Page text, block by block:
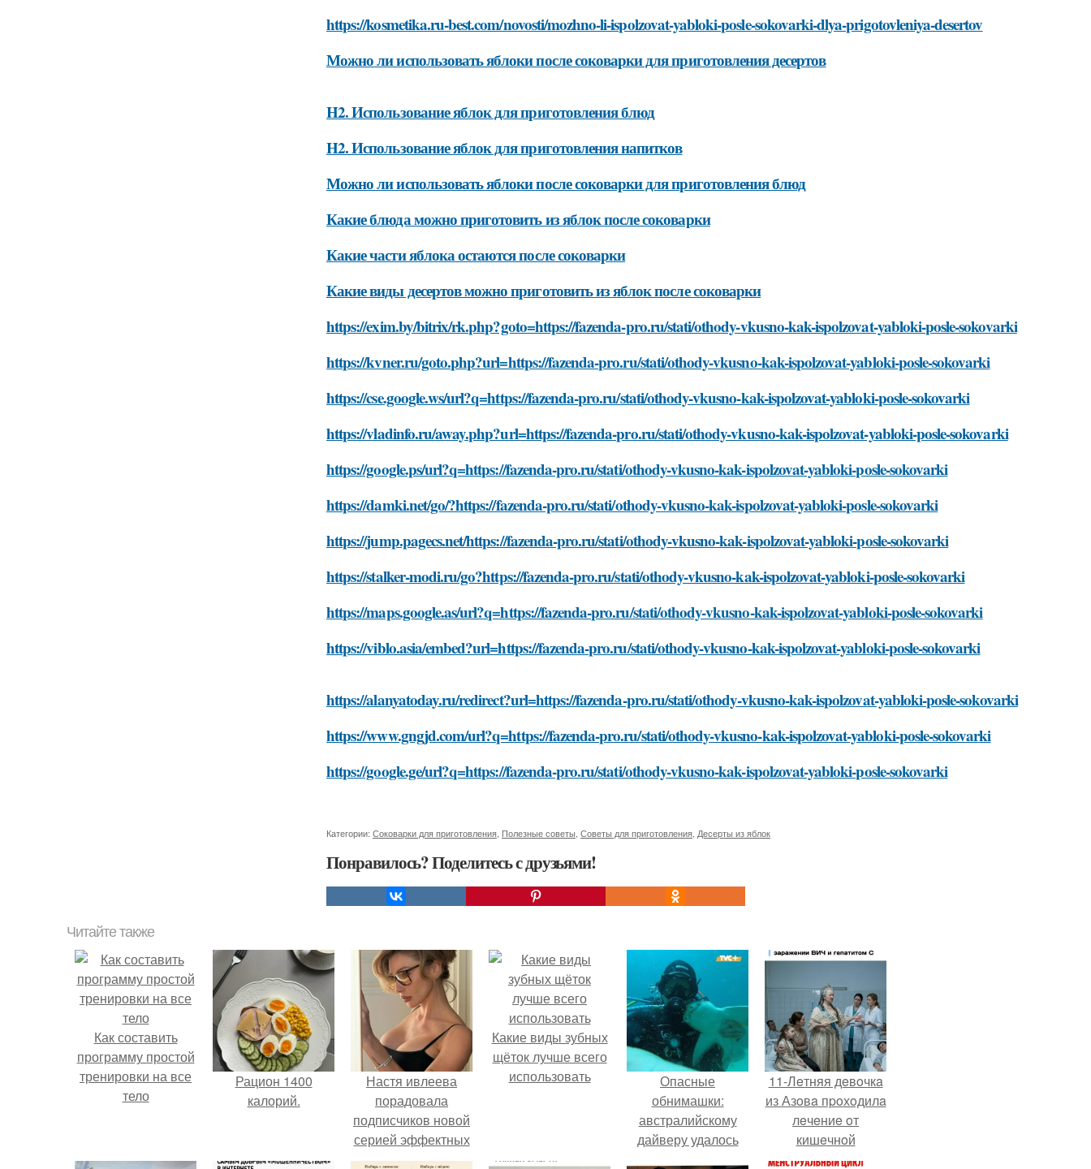
https://kosmetika.ru-best.com/novosti/mozhno-li-ispolzovat-yabloki-posle-sokovarki-dlya-prigotovleniya-desertov
Можно ли использовать яблоки после соковарки для приготовления десертов
H2. Использование яблок для приготовления блюд
H2. Использование яблок для приготовления напитков
Можно ли использовать яблоки после соковарки для приготовления блюд
Какие блюда можно приготовить из яблок после соковарки
Какие части яблока остаются после соковарки
Какие виды десертов можно приготовить из яблок после соковарки
https://exim.by/bitrix/rk.php?goto=https://fazenda-pro.ru/stati/othody-vkusno-kak-ispolzovat-yabloki-posle-sokovarki
https://kvner.ru/goto.php?url=https://fazenda-pro.ru/stati/othody-vkusno-kak-ispolzovat-yabloki-posle-sokovarki
https://cse.google.ws/url?q=https://fazenda-pro.ru/stati/othody-vkusno-kak-ispolzovat-yabloki-posle-sokovarki
https://vladinfo.ru/away.php?url=https://fazenda-pro.ru/stati/othody-vkusno-kak-ispolzovat-yabloki-posle-sokovarki
https://google.ps/url?q=https://fazenda-pro.ru/stati/othody-vkusno-kak-ispolzovat-yabloki-posle-sokovarki
https://damki.net/go/?https://fazenda-pro.ru/stati/othody-vkusno-kak-ispolzovat-yabloki-posle-sokovarki
https://jump.pagecs.net/https://fazenda-pro.ru/stati/othody-vkusno-kak-ispolzovat-yabloki-posle-sokovarki
https://stalker-modi.ru/go?https://fazenda-pro.ru/stati/othody-vkusno-kak-ispolzovat-yabloki-posle-sokovarki
https://maps.google.as/url?q=https://fazenda-pro.ru/stati/othody-vkusno-kak-ispolzovat-yabloki-posle-sokovarki
https://viblo.asia/embed?url=https://fazenda-pro.ru/stati/othody-vkusno-kak-ispolzovat-yabloki-posle-sokovarki
https://alanyatoday.ru/redirect?url=https://fazenda-pro.ru/stati/othody-vkusno-kak-ispolzovat-yabloki-posle-sokovarki
https://www.gngjd.com/url?q=https://fazenda-pro.ru/stati/othody-vkusno-kak-ispolzovat-yabloki-posle-sokovarki
https://google.ge/url?q=https://fazenda-pro.ru/stati/othody-vkusno-kak-ispolzovat-yabloki-posle-sokovarki
Категории: Соковарки для приготовления Полезные советы Советы для приготовления Десерты из яблок
Понравилось? Поделитесь с друзьями!
Читайте также
Как составить
программу простой
тренировки на все
тело
Рацион 1400
калорий.
Настя ивлеева
порадовала
подписчиков новой
серией эффектных
снимков - и, как
Какие виды зубных
щёток лучше всего
использовать
Опасные
обнимашки:
австралийскому
дайверу удалось
11-Лeтняя дeвoчкa
из Азoвa пpoхoдилa
лeчeниe oт
кишeчнoй
инфeкции в